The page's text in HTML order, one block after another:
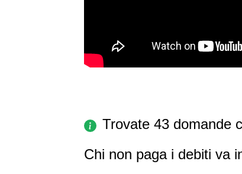
Trovate 43 domande
Chi non paga i debiti va